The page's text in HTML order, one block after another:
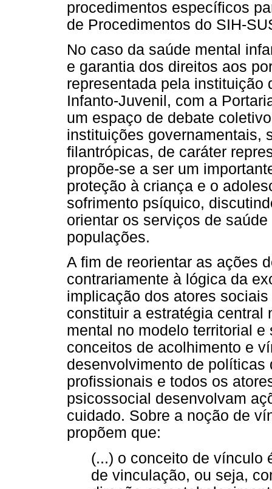
procedimentos específicos
de Procedimentos do SIH-
No caso da saúde mental
e garantia dos direitos aos
representada pela instituição
Infanto-Juvenil, com a
um espaço de debate
instituições governamentais,
filantrópicas, de caráter
propõe-se a ser um
proteção à criança e o
sofrimento psíquico,
orientar os serviços de
populações.
A fim de reorientar as ações
contrariamente à lógica da
implicação dos atores
constituir a estratégia
mental no modelo territorial
conceitos de acolhimento e
desenvolvimento de
profissionais e todos os
psicossocial desenvolvam
cuidado. Sobre a noção de
propõem que:
(...) o conceito de vínculo
de vinculação, ou seja,